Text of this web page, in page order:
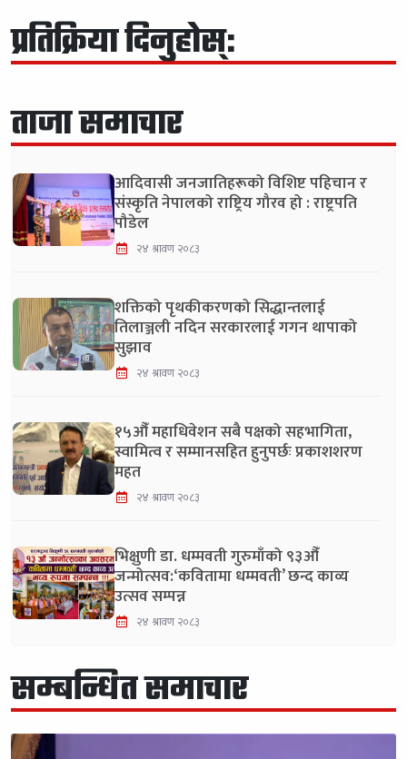
प्रतिक्रिया दिनुहोस्:
ताजा समाचार
आदिवासी जनजातिहरूको विशिष्ट पहिचान र
संस्कृति नेपालको राष्ट्रिय गौरव हो : राष्ट्रपति
पौडेल
२४ श्रावण २०८३
शक्तिको पृथकीकरणको सिद्धान्तलाई
तिलाञ्जली नदिन सरकारलाई गगन थापाको
सुझाव
२४ श्रावण २०८३
१५औँ महाधिवेशन सबै पक्षको सहभागिता,
स्वामित्व र सम्मानसहित हुनुपर्छः प्रकाशशरण
महत
२४ श्रावण २०८३
भिक्षुणी डा. धम्मवती गुरुमाँको ९३औँ
जन्मोत्सव:‘कवितामा धम्मवती’ छन्द काव्य
उत्सव सम्पन्न
२४ श्रावण २०८३
सम्बन्धित समाचार